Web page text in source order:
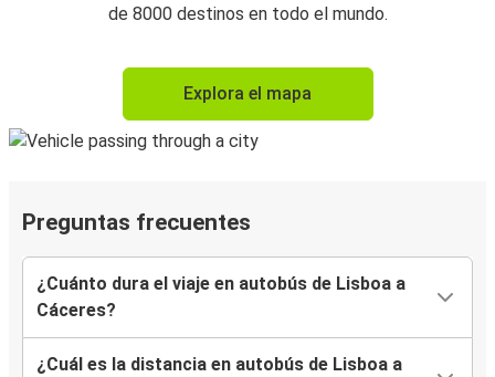
de 8000 destinos en todo el mundo.
Explora el mapa
Preguntas frecuentes
¿Cuánto dura el viaje en autobús de Lisboa a
Cáceres?
¿Cuál es la distancia en autobús de Lisboa a